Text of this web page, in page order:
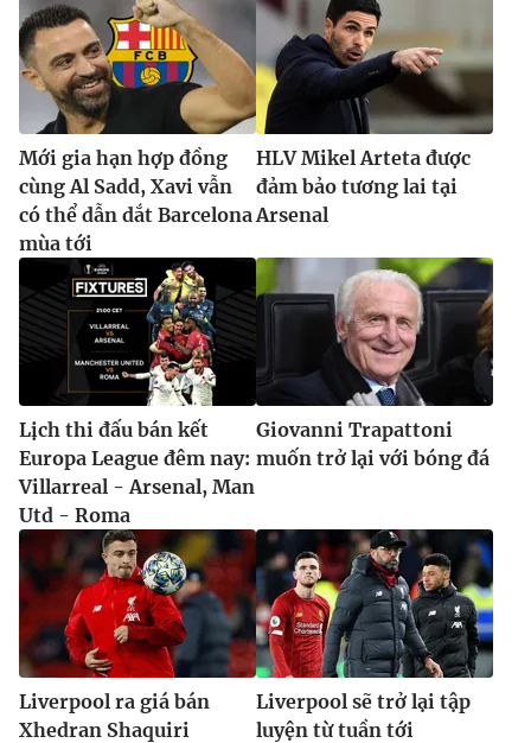
Ðiện thoại Thời báo VTV:
024.66 897 897
Email:
toasoan@vtv.vn
Liên hệ quảng cáo:024-7300.7108
® Cấm sao chép dưới mọi hình thức nếu không có sự chấp
thuận bằng văn bản. Ghi rõ nguồn VTV.vn khi phát hành lại
thông tin từ website này.
Mới gia hạn hợp đồng
cùng Al Sadd, Xavi vẫn
có thể dẫn dắt Barcelona
mùa tới
HLV Mikel Arteta được
đảm bảo tương lai tại
Arsenal
Lịch thi đấu bán kết
Europa League đêm nay:
Villarreal - Arsenal, Man
Utd - Roma
Giovanni Trapattoni
muốn trở lại với bóng đá
Liverpool ra giá bán
Xhedran Shaquiri
Liverpool sẽ trở lại tập
luyện từ tuần tới